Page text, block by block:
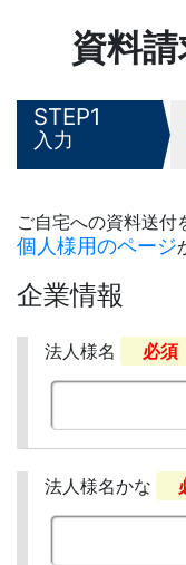
資料請
1
入力
ご自宅への資料送付
個人様用のページ
企業情報
法人様名 必須
法人様名かな